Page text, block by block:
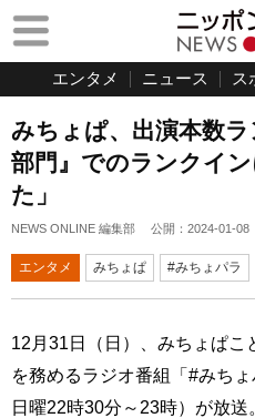
エンタメ ニュース ス
みちょぱ、出演本数
部門』でのランクイ
た」
NEWS ONLINE 編集部 公開： 2024-01-08
エンタメ みちょぱ #みちょパラ
12月31日（日）、みちょぱこ
を務めるラジオ番組「#みち
日曜22時30分～23時）が放送。